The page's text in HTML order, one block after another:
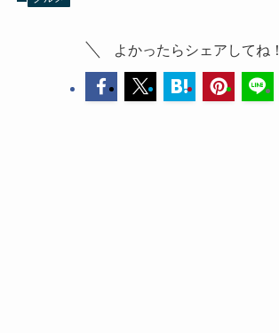
よかったらシェアしてね！